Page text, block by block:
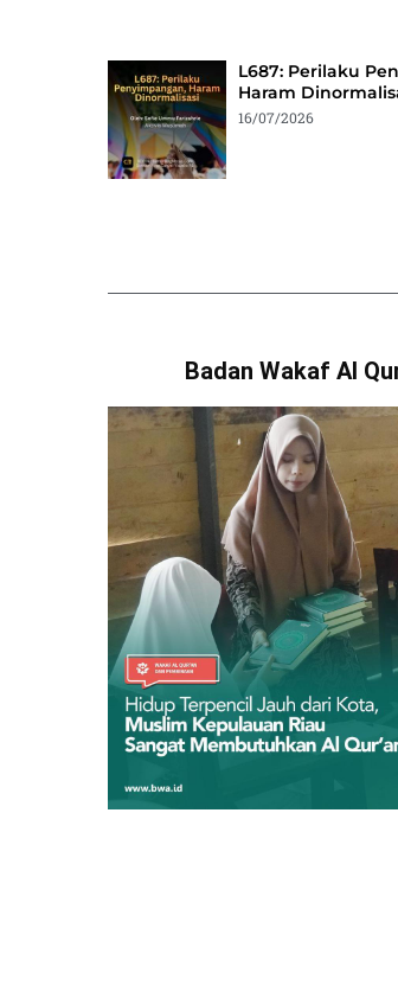
L687: Perilaku
Haram
16/07/2026
Badan Wakaf Al